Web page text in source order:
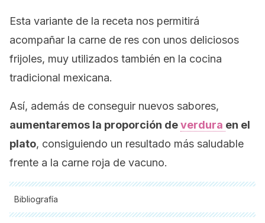
Esta variante de la receta nos permitirá
acompañar la carne de res con unos deliciosos
frijoles, muy utilizados también en la cocina
tradicional mexicana.
Así, además de conseguir nuevos sabores,
aumentaremos la proporción deverdura en el
plato, consiguiendo un resultado más saludable
frente a la carne roja de vacuno.
Bibliografía
Todas las fuentes citadas fueron revisadas a profundidad por